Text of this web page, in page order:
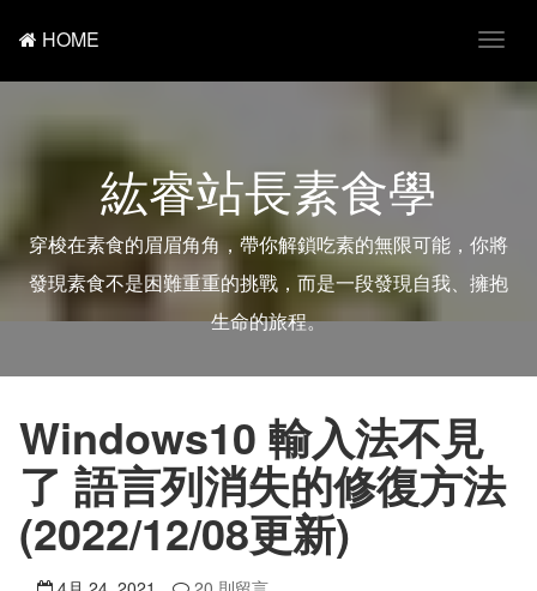
T
g
i
g
a
t
HOME
紘睿站長素食學
穿梭在素食的眉眉角角，帶你解鎖吃素的無限可能，你將
發現素食不是困難重重的挑戰，而是一段發現自我、擁抱
生命的旅程。
Windows10 輸入法不見
了 語言列消失的修復方法
(2022/12/08更新)